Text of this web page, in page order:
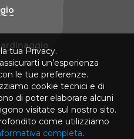
tua Privacy.
un’esperienza
le tue preferenze.
cookie tecnici e di
di poter elaborare alcuni
visitate sul nostro sito.
come utilizziamo
completa.